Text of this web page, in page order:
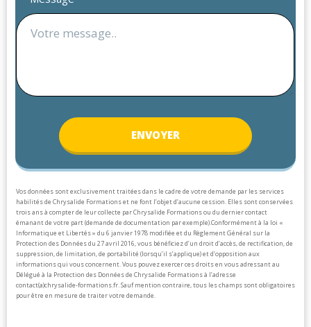
ENVOYER
Vos données sont exclusivement traitées dans le cadre de votre demande par les services
habilités de Chrysalide Formations et ne font l’objet d’aucune cession. Elles sont conservées
trois ans à compter de leur collecte par Chrysalide Formations ou du dernier contact
émanant de votre part (demande de documentation par exemple).Conformément à la loi «
Informatique et Libertés » du 6 janvier 1978 modifiée et du Règlement Général sur la
Protection des Données du 27 avril 2016, vous bénéficiez d’un droit d’accès, de rectification, de
suppression, de limitation, de portabilité (lorsqu’il s’applique) et d’opposition aux
informations qui vous concernent. Vous pouvez exercer ces droits en vous adressant au
Délégué à la Protection des Données de Chrysalide Formations à l’adresse
contact(a)chrysalide-formations.fr.Sauf mention contraire, tous les champs sont obligatoires
pour être en mesure de traiter votre demande.